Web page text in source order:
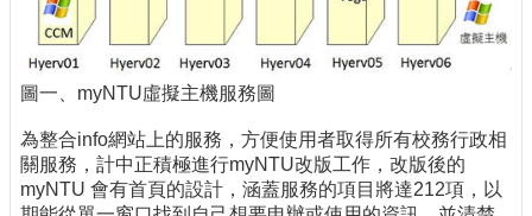
壇
業
專
欄
圖一、myNTU虛擬主機服務圖
為整合info網站上的服務，方便使用者取得所有校務行政相
關服務，計中正積極進行myNTU改版工作，改版後的
myNTU 會有首頁的設計，涵蓋服務的項目將達212項，以